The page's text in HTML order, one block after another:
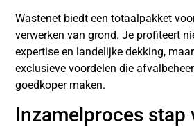
Wastenet biedt een totaalpakket
verwerken van grond. Je profiteert
expertise en landelijke dekking,
exclusieve voordelen die
goedkoper maken.
Inzamelproces stap